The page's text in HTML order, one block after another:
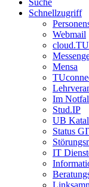
Suche
Schnellzugriff
Webmail
Mensa
Im
Stud.IP
UB
Status
IT